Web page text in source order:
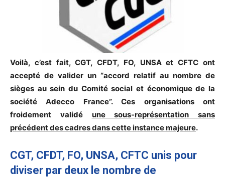
Voilà, c’est fait, CGT, CFDT, FO, UNSA et CFTC ont
accepté de valider un “accord relatif au nombre de
sièges au sein du Comité social et économique de la
société Adecco France”. Ces organisations ont
froidement validé une sous-représentation sans
précédent des cadres dans cette instance majeure.
CGT, CFDT, FO, UNSA, CFTC unis pour
diviser par deux le nombre de